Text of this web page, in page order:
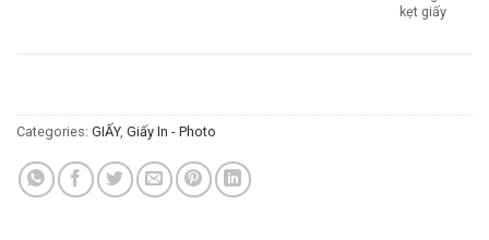
kẹt giấy
Categories: GIẤY, Giấy In - Photo